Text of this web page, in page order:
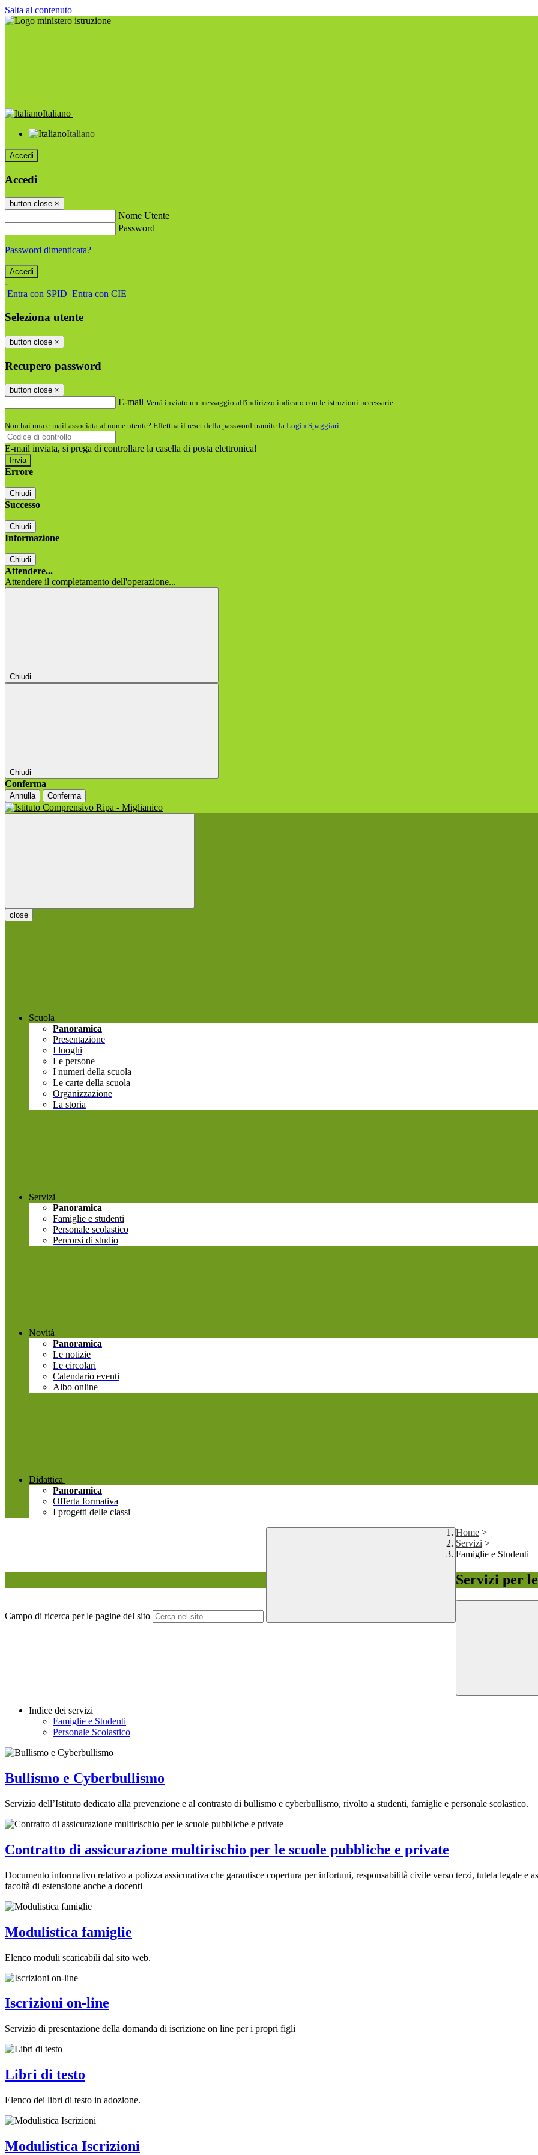
Salta al contenuto
Italiano
Italiano
Accedi
Accedi
button close ×
Nome Utente
Password
Password dimenticata?
-
Entra con SPID Entra con CIE
Seleziona utente
button close ×
Recupero password
button close ×
E-mail Verrà inviato un messaggio all'indirizzo indicato con le istruzioni necessarie.
Non hai una e-mail associata al nome utente? Effettua il reset della password tramite la Login Spaggiari
E-mail inviata, si prega di controllare la casella di posta elettronica!
Errore
Chiudi
Successo
Chiudi
Informazione
Chiudi
Attendere...
Attendere il completamento dell'operazione...
Chiudi
Chiudi
Conferma
Annulla Conferma
close
Scuola
Panoramica
Presentazione
I luoghi
Le persone
I numeri della scuola
Le carte della scuola
Organizzazione
La storia
Servizi
Panoramica
Famiglie e studenti
Personale scolastico
Percorsi di studio
Novità
Panoramica
Le notizie
Le circolari
Calendario eventi
Albo online
Didattica
Panoramica
Offerta formativa
I progetti delle classi
Campo di ricerca per le pagine del sito
Home >
Servizi >
Famiglie e Studenti
Servizi per
Indice dei servizi
Famiglie e Studenti
Personale Scolastico
Bullismo e Cyberbullismo
Servizio dell’Istituto dedicato alla prevenzione e al contrasto di bullismo e cyberbullismo, rivolto a studenti, famiglie e personale scolastico.
Contratto di assicurazione multirischio per le scuole pubbliche e private
Documento informativo relativo a polizza assicurativa che garantisce copertura per infortuni, responsabilità civile verso terzi, tutela legale e
facoltà di estensione anche a docenti
Modulistica famiglie
Elenco moduli scaricabili dal sito web.
Iscrizioni on-line
Servizio di presentazione della domanda di iscrizione on line per i propri figli
Libri di testo
Elenco dei libri di testo in adozione.
Modulistica Iscrizioni